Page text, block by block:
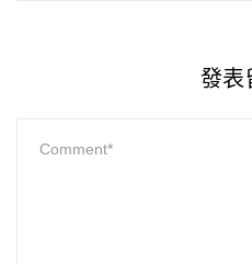
發表